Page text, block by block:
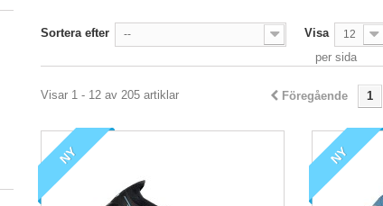
Sortera efter -- Visa 12
per sida
Föregående 1
Visar 1 - 12 av 205 artiklar
NY NY